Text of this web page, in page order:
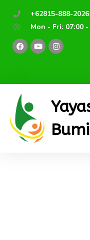
+62815-888-2026
Mon - Fri: 07:00 -
F
a
c
o
k
Y
o
u
e
I
n
s
r
m